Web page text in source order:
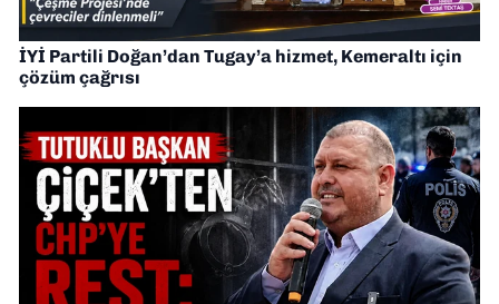
İYİ Partili Doğan’dan Tugay’a hizmet, Kemeraltı için
çözüm çağrısı